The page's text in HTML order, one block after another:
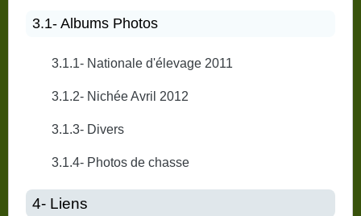
3.1- Albums Photos
3.1.1- Nationale d'élevage 2011
3.1.2- Nichée Avril 2012
3.1.3- Divers
3.1.4- Photos de chasse
4- Liens